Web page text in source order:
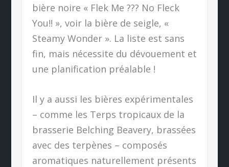
bière noire « Flek Me ??? No Fleck
You!! », voir la bière de seigle, «
Steamy Wonder ». La liste est sans
fin, mais nécessite du dévouement et
une planification préalable !
Il y a aussi les bières expérimentales
– comme les Terps tropicaux de la
brasserie Belching Beavery, brassées
avec des terpènes – composés
aromatiques naturellement présents